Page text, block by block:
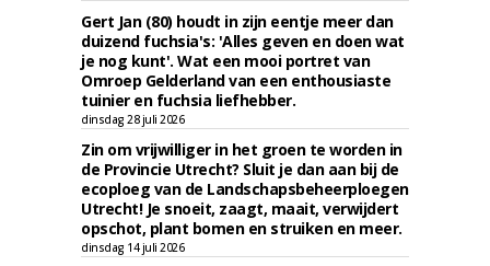
Gert Jan (80) houdt in zijn eentje meer dan
duizend fuchsia's: 'Alles geven en doen wat
je nog kunt'. Wat een mooi portret van
Omroep Gelderland van een enthousiaste
tuinier en fuchsia liefhebber.
dinsdag 28 juli 2026
Zin om vrijwilliger in het groen te worden in
de Provincie Utrecht? Sluit je dan aan bij de
ecoploeg van de Landschapsbeheerploegen
Utrecht! Je snoeit, zaagt, maait, verwijdert
opschot, plant bomen en struiken en meer.
dinsdag 14 juli 2026